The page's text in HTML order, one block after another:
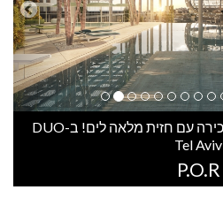
1526 - דירת פרימיום למכירה עם חזית מלאה לים! ב-DUO
Tel Aviv
P.O.R